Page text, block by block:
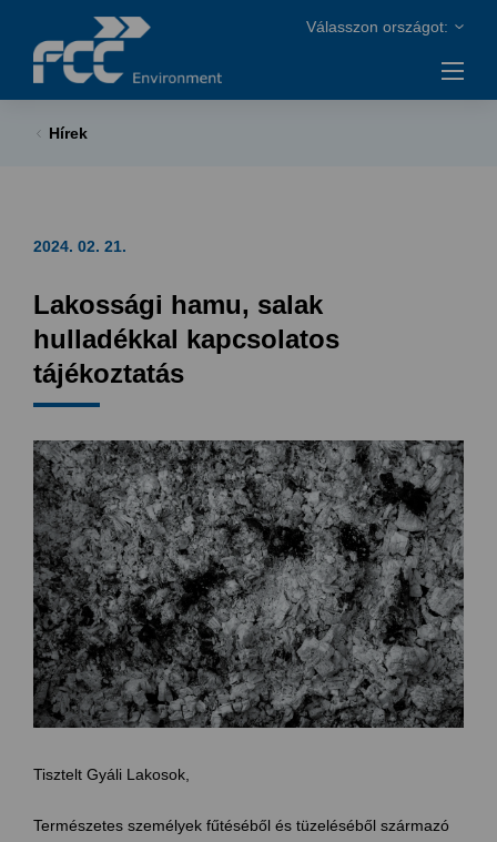
Hírek
2024. 02. 21.
Lakossági hamu, salak
hulladékkal kapcsolatos
tájékoztatás
Tisztelt Gyáli Lakosok,
Természetes személyek fűtéséből és tüzeléséből származó